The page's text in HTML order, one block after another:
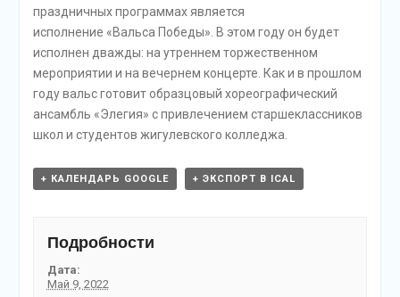
праздничных программах является
исполнение «Вальса Победы». В этом году он будет
исполнен дважды: на утреннем торжественном
мероприятии и на вечернем концерте. Как и в прошлом
году вальс готовит образцовый хореографический
ансамбль «Элегия» с привлечением старшеклассников
школ и студентов жигулевского колледжа.
+ КАЛЕНДАРЬ GOOGLE + ЭКСПОРТ В ICAL
Подробности
Дата:
Май 9, 2022